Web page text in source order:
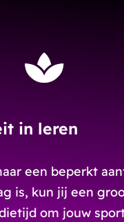
in leren
een beperkt
is, kun jij een
om jouw